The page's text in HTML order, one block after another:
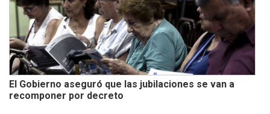
El Gobierno aseguró que las jubilaciones se van a
recomponer por decreto